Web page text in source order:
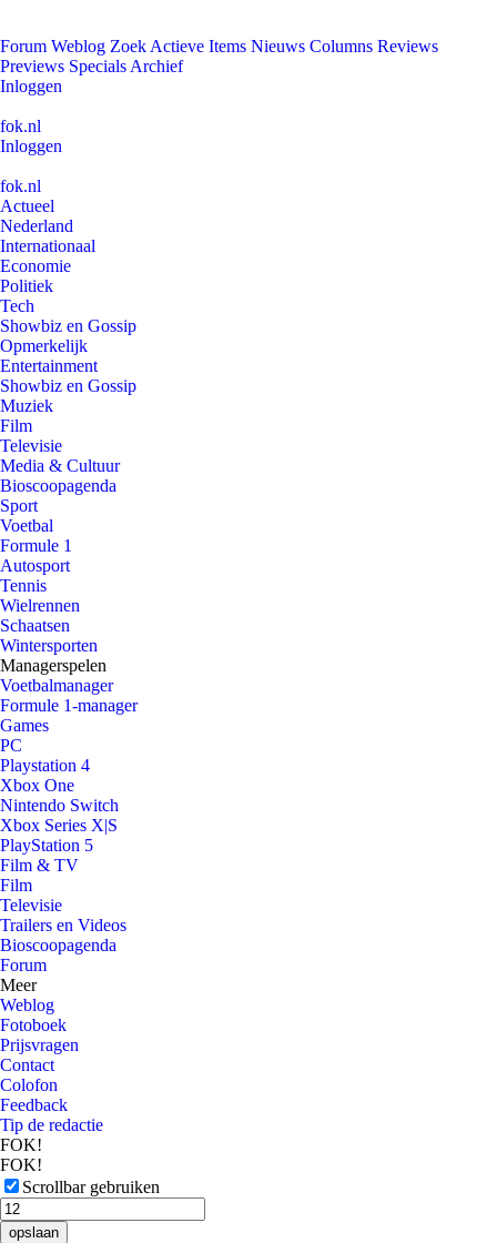
Forum Weblog Zoek Actieve Items Nieuws Columns Reviews
Previews Specials Archief
Inloggen
fok.nl
Inloggen
fok.nl
Actueel
Nederland
Internationaal
Economie
Politiek
Tech
Showbiz en Gossip
Opmerkelijk
Entertainment
Showbiz en Gossip
Muziek
Film
Televisie
Media & Cultuur
Bioscoopagenda
Sport
Voetbal
Formule 1
Autosport
Tennis
Wielrennen
Schaatsen
Wintersporten
Managerspelen
Voetbalmanager
Formule 1-manager
Games
PC
Playstation 4
Xbox One
Nintendo Switch
Xbox Series X|S
PlayStation 5
Film & TV
Film
Televisie
Trailers en Videos
Bioscoopagenda
Forum
Meer
Weblog
Fotoboek
Prijsvragen
Contact
Colofon
Feedback
Tip de redactie
FOK!
FOK!
Scrollbar gebruiken
opslaan